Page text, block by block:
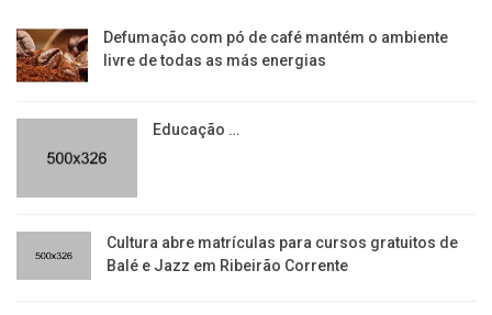
Defumação com pó de café mantém o ambiente
livre de todas as más energias
Educação …
​Cultura abre matrículas para cursos gratuitos de
Balé e Jazz em Ribeirão Corrente